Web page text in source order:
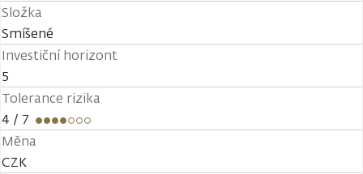
Složka
Smíšené
Investiční horizont
5
Tolerance rizika
4 / 7
Měna
CZK